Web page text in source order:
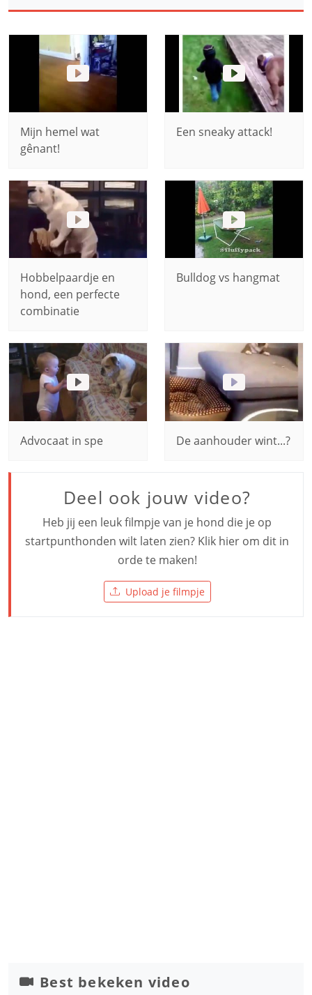
Mijn hemel wat
gênant!
Een sneaky attack!
Hobbelpaardje en
hond, een perfecte
combinatie
Bulldog vs hangmat
Advocaat in spe De aanhouder wint...?
Deel ook jouw video?
Heb jij een leuk filmpje van je hond die je op
startpunthonden wilt laten zien? Klik hier om dit in
orde te maken!
Upload je filmpje
Best bekeken video